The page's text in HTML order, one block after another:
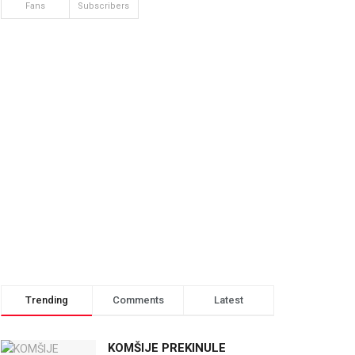
Fans Subscribers
Trending Comments Latest
KOMŠIJE PREKINULE